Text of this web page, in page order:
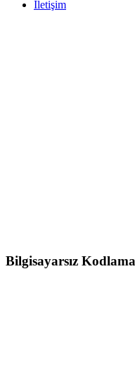
İletişim
Bilgisayarsız